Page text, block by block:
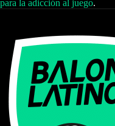
para la adicción al juego.